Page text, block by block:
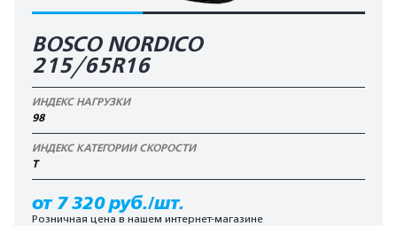
BOSCO NORDICO
215/65R16
ИНДЕКС НАГРУЗКИ
98
ИНДЕКС КАТЕГОРИИ СКОРОСТИ
T
от 7 320 руб./шт.
Розничная цена в нашем интернет-магазине